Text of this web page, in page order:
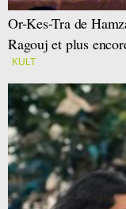
Or-Kes-Tra de
Ragouj et plus
KULT